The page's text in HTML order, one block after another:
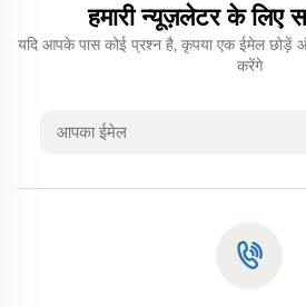
हमारी न्यूज़लेटर के लिए
यदि आपके पास कोई प्रश्न है, कृपया एक ईमेल
करेंगे